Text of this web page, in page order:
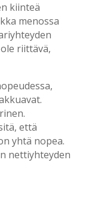
kiinteä
menossa
riittävä,
että
yhtä nopea.
nettiyhteyden